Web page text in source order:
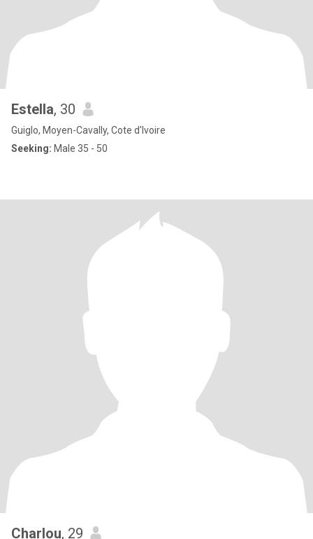
Estella, 30
Guiglo, Moyen-Cavally, Cote d'Ivoire
Seeking: Male 35 - 50
Charlou, 29